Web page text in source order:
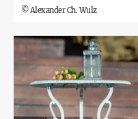
©Alexander Ch. Wulz